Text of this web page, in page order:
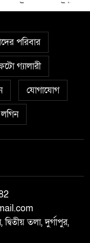
টাকা মূল্যের ট্রাক্টর
উন্নয়নে পাঁচটি
করলেন সংসদ
চাঁদ
মাদক মামলার আসামি
বিরুদ্ধে জিরো
ইউনিয়ন পরিদর্শন
উম্মে হাবিবা
পরিবার
গ্যালারী
যোগাযোগ
তলা, দুর্গাপুর,